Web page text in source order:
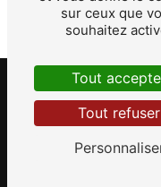
d’informations sur
-
Mentions
sur ceux que
souhaitez
Tout
Tout refuser